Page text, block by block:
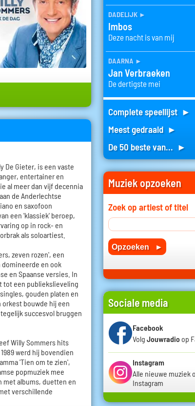
De Gieter, is een vaste
entertainer en
al meer dan vijf decennia
de Anderlechtse
en saxofoon
een 'klassiek' beroep,
op in rock- en
als soloartiest.
zeven rozen', een
en ook
en Spaanse versies. In
tot een publiekslieveling
gouden platen en
bouwde hij een
succesvol bruggen
Willy Sommers hits
werd hij bovendien
'Tien om te zien',
popmuziek mee
albums, duetten en
verschillende
dadelijk ►
Imbos
Deze nacht is van mij
daarna ►
Jan Verbraeken
De dertigste mei
Complete speellijst ►
Meest gedraaid ►
De 50 beste van... ►
Muziek opzoeken
Zoek op artiest of titel
Sociale media
Facebook
Volg Jouwradio op
Instagram
Alle nieuwe muziek
Instagram